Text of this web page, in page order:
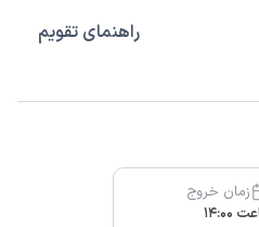
راهنمای تقویم
زمان خروج
14:00